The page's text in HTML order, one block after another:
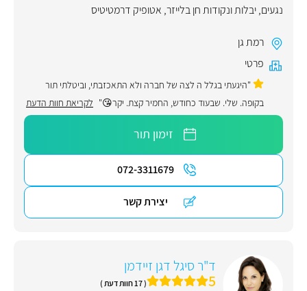
נגעים, יבלות ונקודות חן בלייזר, אטופיק דרמטיטיס
רמת גן
פרטי
"היגעתי בגלל ה לצה של חברה ולא התאכזבתי, וביטלתי תור
בקופה. שלי. שבעוד כחודש, החמיר קצת. יקר😘" לקריאת חוות הדעת
זימון תור
072-3311679
יצירת קשר
ד"ר סיגל דגן זיידמן
5 ( 17 חוות דעת )